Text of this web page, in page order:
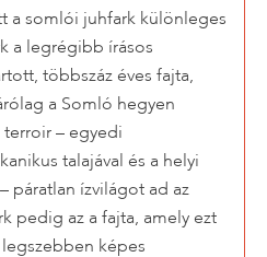
a somlói juhfark különleges
a legrégibb írásos
többszáz éves fajta,
a Somló hegyen
– egyedi
talajával és a helyi
páratlan ízvilágot ad az
pedig az a fajta, amely ezt
képes